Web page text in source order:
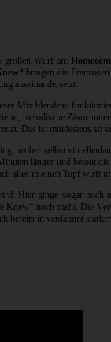
großen Wurf an:
bringen die
auseinandersetzt.
Mix blendend
melodische Zäsur
Das ist mindestens so
wobei selbst ein
länger und betont
alles in einen Topf wirft
Hier ginge sogar
noch mehr. Die
bereits in verdammt